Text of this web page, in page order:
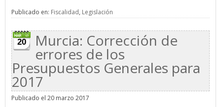
Publicado en: Fiscalidad, Legislación
20 Murcia: Corrección de
errores de los
Presupuestos Generales para
2017
Publicado el 20 marzo 2017